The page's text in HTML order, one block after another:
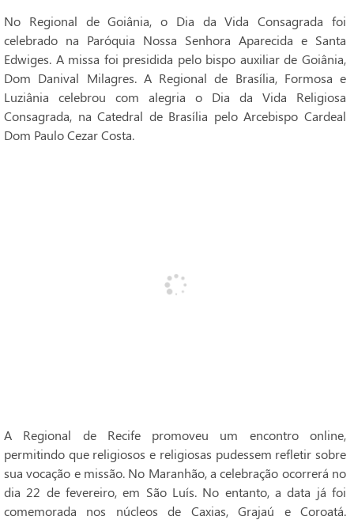
No Regional de Goiânia, o Dia da Vida Consagrada foi
celebrado na Paróquia Nossa Senhora Aparecida e Santa
Edwiges. A missa foi presidida pelo bispo auxiliar de Goiânia,
Dom Danival Milagres. A Regional de Brasília, Formosa e
Luziânia celebrou com alegria o Dia da Vida Religiosa
Consagrada, na Catedral de Brasília pelo Arcebispo Cardeal
Dom Paulo Cezar Costa.
A Regional de Recife promoveu um encontro online,
permitindo que religiosos e religiosas pudessem refletir sobre
sua vocação e missão. No Maranhão, a celebração ocorrerá no
dia 22 de fevereiro, em São Luís. No entanto, a data já foi
comemorada nos núcleos de Caxias, Grajaú e Coroatá.